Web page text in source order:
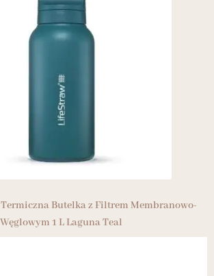
Butelka z Filtrem Membranowo-
Węglowym 1 L Laguna Teal